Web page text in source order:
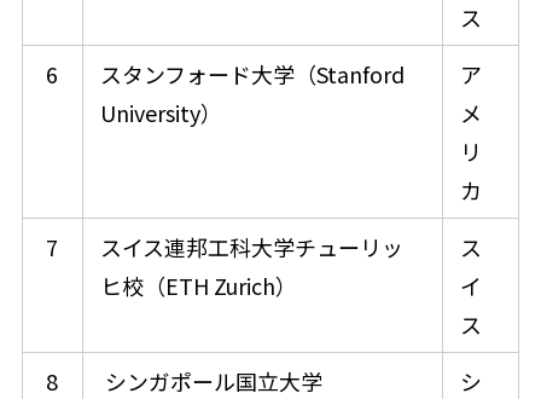
ス
6
スタンフォード大学（Stanford
University）
ア
メ
リ
カ
7
スイス連邦工科大学チューリッ
ヒ校（ETH Zurich）
ス
イ
ス
8
シンガポール国立大学
シ